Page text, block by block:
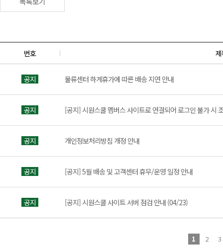
번호
공지 물류센터 하계휴가에 따른 배송 지연 안내
공지 [공지] 시원스쿨 멤버스 사이트로 연결되어 로그인 불가 시
공지 개인정보처리방침 개정 안내
공지 [공지] 5월 배송 및 고객센터 휴무/운영 일정 안내
공지 [공지] 시원스쿨 사이트 서버 점검 안내 (04/23)
1 2 3